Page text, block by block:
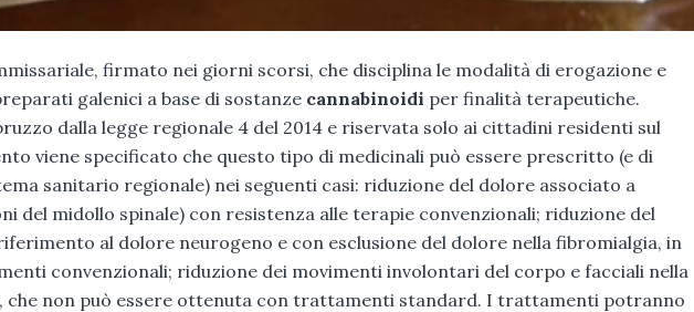
firmato nei giorni scorsi, che disciplina le modalità di erogazione e
galenici a base di sostanze cannabinoidi per finalità terapeutiche.
dalla legge regionale 4 del 2014 e riservata solo ai cittadini residenti sul
viene specificato che questo tipo di medicinali può essere prescritto (e di
sanitario regionale) nei seguenti casi: riduzione del dolore associato a
del midollo spinale) con resistenza alle terapie convenzionali; riduzione del
al dolore neurogeno e con esclusione del dolore nella fibromialgia, in
convenzionali; riduzione dei movimenti involontari del corpo e facciali nella
che non può essere ottenuta con trattamenti standard. I trattamenti potranno